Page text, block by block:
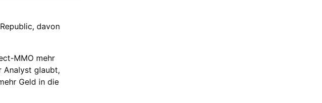
davon
MMO mehr
Analyst glaubt,
Geld in die